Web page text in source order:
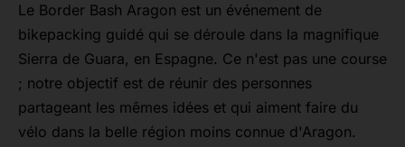
Le Border Bash Aragon est un événement de
bikepacking guidé qui se déroule dans la magnifique
Sierra de Guara, en Espagne. Ce n'est pas une course
; notre objectif est de réunir des personnes
partageant les mêmes idées et qui aiment faire du
vélo dans la belle région moins connue d'Aragon.